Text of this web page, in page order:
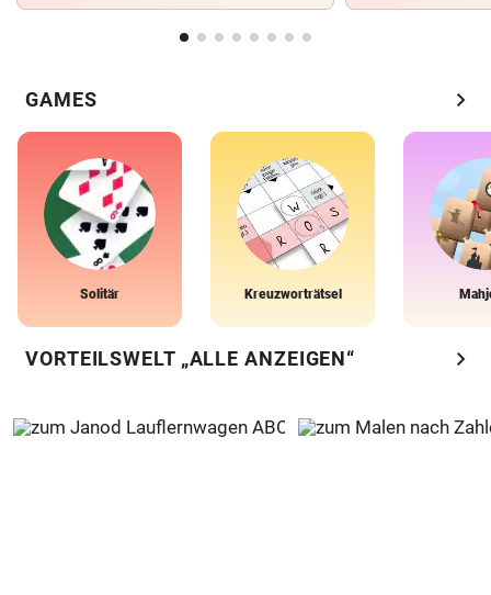
GAMES chevron_right
Solitär Kreuzworträtsel
VORTEILSWELT „ALLE ANZEIGEN“ chevron_right